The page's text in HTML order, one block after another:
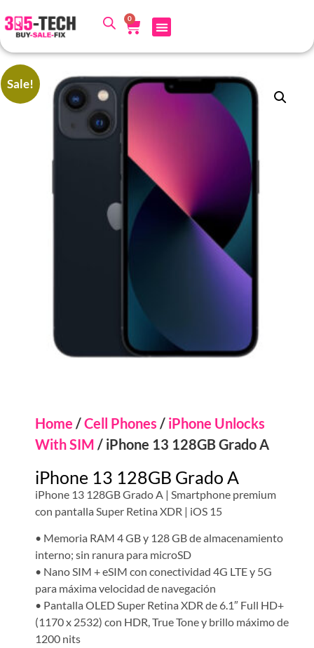
0
Sale!
Home /Cell Phones / iPhone Unlocks
With SIM / iPhone 13 128GB Grado A
iPhone 13 128GB Grado A
iPhone 13 128GB Grado A | Smartphone premium
con pantalla Super Retina XDR | iOS 15
• Memoria RAM 4 GB y 128 GB de almacenamiento
interno; sin ranura para microSD
• Nano SIM + eSIM con conectividad 4G LTE y 5G
para máxima velocidad de navegación
• Pantalla OLED Super Retina XDR de 6.1″ Full HD+
(1170 x 2532) con HDR, True Tone y brillo máximo de
1200 nits